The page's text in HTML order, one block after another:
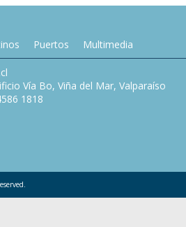
Puertos Multimedia
Vía Bo, Viña del Mar, Valparaíso
1818